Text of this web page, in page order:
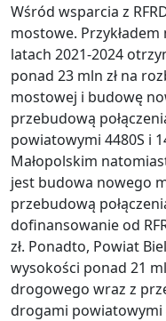
Wśród wsparcia z
mostowe.
latach 2021-2024
ponad 23 mln zł na
mostowej i budowę
przebudową
powiatowymi 4480S i
Małopolskim
jest budowa nowego
przebudową
dofinansowanie od
zł. Ponadto, Powiat
wysokości ponad 21
drogowego wraz z
drogami powiatowymi